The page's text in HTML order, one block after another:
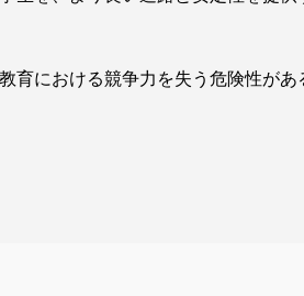
における競争力を失う危険性があ